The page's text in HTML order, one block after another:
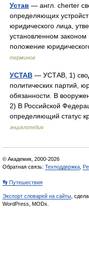
Устав — англ. cherter
определяющих
юридического лица,
установленном
положение
терминов
УСТАВ — УСТАВ, 1)
политических партий,
обязанности. В
2) В Российской
определяющий статус
энциклопедия
© Академик, 2000-2026
Обратная связь: Техподдержка
👣 Путешествия
Экспорт словарей на сайты ,
WordPress, MODx.